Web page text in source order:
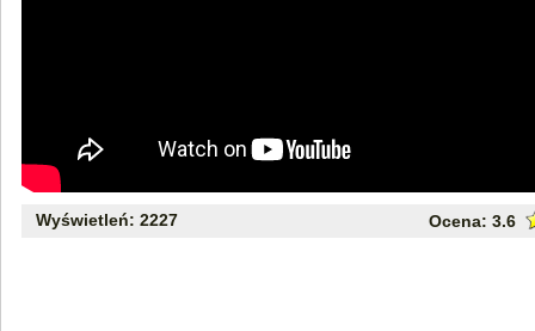
Wyświetleń: 2227 Ocena: 3.6